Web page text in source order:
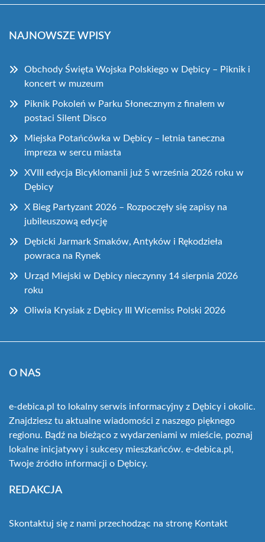
NAJNOWSZE WPISY
Obchody Święta Wojska Polskiego w Dębicy – Piknik i
koncert w muzeum
Piknik Pokoleń w Parku Słonecznym z finałem w
postaci Silent Disco
Miejska Potańcówka w Dębicy – letnia taneczna
impreza w sercu miasta
XVIII edycja Bicyklomanii już 5 września 2026 roku w
Dębicy
X Bieg Partyzant 2026 – Rozpoczęły się zapisy na
jubileuszową edycję
Dębicki Jarmark Smaków, Antyków i Rękodzieła
powraca na Rynek
Urząd Miejski w Dębicy nieczynny 14 sierpnia 2026
roku
Oliwia Krysiak z Dębicy III Wicemiss Polski 2026
O NAS
e-debica.pl to lokalny serwis informacyjny z Dębicy i okolic.
Znajdziesz tu aktualne wiadomości z naszego pięknego
regionu. Bądź na bieżąco z wydarzeniami w mieście, poznaj
lokalne inicjatywy i sukcesy mieszkańców. e-debica.pl,
Twoje źródło informacji o Dębicy.
REDAKCJA
Skontaktuj się z nami przechodząc na stronę Kontakt